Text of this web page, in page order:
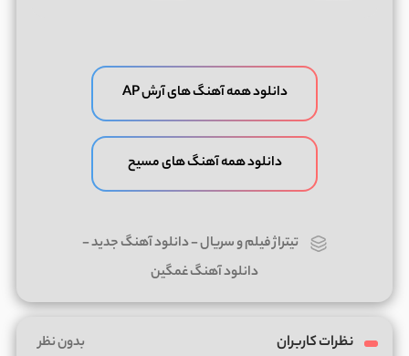
دانلود همه آهنگ های آرش AP
دانلود همه آهنگ های مسیح
تیتراژ فیلم و سریال-دانلود آهنگ جدید-
دانلود آهنگ غمگین
نظرات کاربران بدون نظر